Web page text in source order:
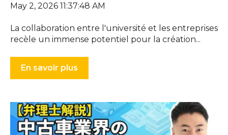
May 2, 2026 11:37:48 AM
La collaboration entre l'université et les entreprises
recèle un immense potentiel pour la création...
En savoir plus